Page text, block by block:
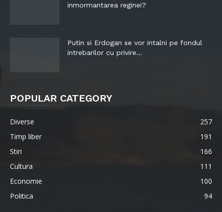
inmormantarea reginei?
Putin si Erdogan se vor intalni pe fondul
intrebarilor cu privire...
POPULAR CATEGORY
Diverse
257
Timp liber
191
Stiri
166
Cultura
111
Economie
100
Politica
94